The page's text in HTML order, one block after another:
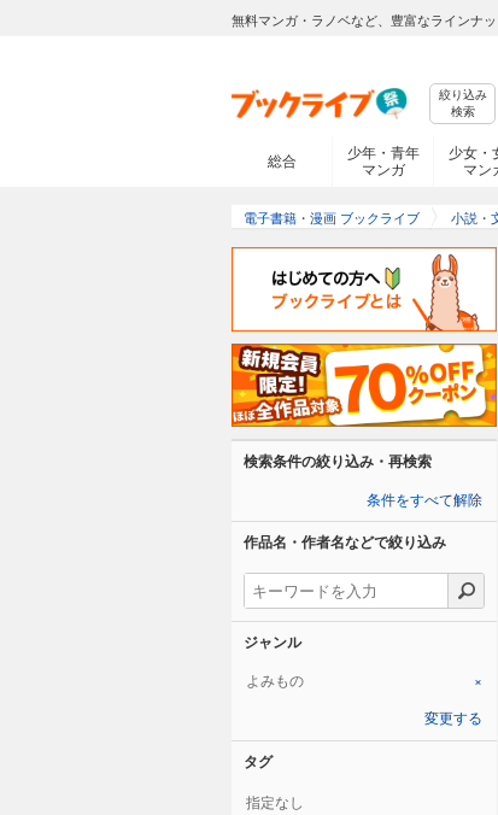
無料マンガ・ラノベなど、豊富なラインナ
絞り込み
検索
総合
少年・青年
マンガ
少女・
マン
電子書籍・漫画 ブックライブ 小説・
検索条件の絞り込み・再検索
条件をすべて解除
作品名・作者名などで絞り込み
ジャンル
よみもの ×
変更する
タグ
指定なし